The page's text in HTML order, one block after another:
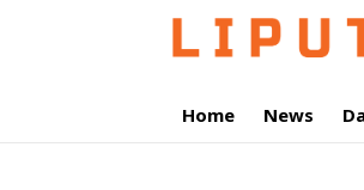
Home News